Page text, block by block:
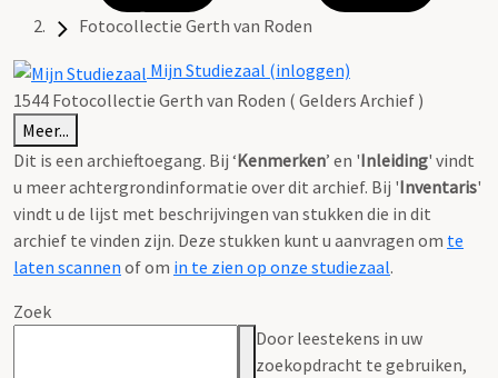
Fotocollectie Gerth van Roden
Mijn Studiezaal (inloggen)
1544 Fotocollectie Gerth van Roden ( Gelders Archief )
Meer...
Dit is een archieftoegang. Bij ‘Kenmerken’ en 'Inleiding' vindt
u meer achtergrondinformatie over dit archief. Bij 'Inventaris'
vindt u de lijst met beschrijvingen van stukken die in dit
archief te vinden zijn. Deze stukken kunt u aanvragen om te
laten scannen of om in te zien op onze studiezaal.
Zoek
Door leestekens in uw
zoekopdracht te gebruiken,